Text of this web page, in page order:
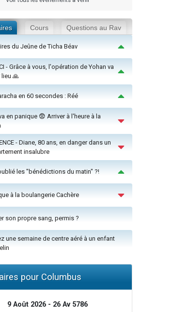
Cours Questions au Rav
du Jeûne de Ticha Béav
- Grâce à vous, l'opération de Yohan va
lieu 🙏
en 60 secondes : Réé
en panique 😨 Arriver à l'heure à la
- Diane, 80 ans, en danger dans un
insalubre
les "bénédictions du matin" ?!
à la boulangerie Cachère
son propre sang, permis ?
une semaine de centre aéré à un enfant
pour Columbus
9 Août 2026 - 26 Av 5786